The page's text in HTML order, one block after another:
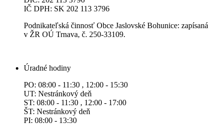
IČ DPH: SK 202 113 3796
Podnikateľská činnosť Obce Jaslovské Bohunice: zapísaná
v ŽR OÚ Trnava, č. 250-33109.
Úradné hodiny
PO: 08:00 - 11:30 , 12:00 - 15:30
UT: Nestránkový deň
ST: 08:00 - 11:30 , 12:00 - 17:00
ŠT: Nestránkový deň
PI: 08:00 - 13:30